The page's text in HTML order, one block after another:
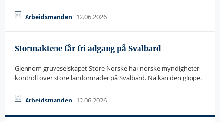
Arbeidsmanden 12.06.2026
Stormaktene får fri adgang på Svalbard
Gjennom gruveselskapet Store Norske har norske myndigheter
kontroll over store landområder på Svalbard. Nå kan den glippe.
Arbeidsmanden 12.06.2026